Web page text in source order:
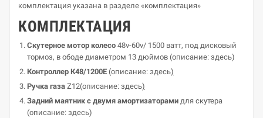
комплектация указана в разделе «комплектация»
КОМПЛЕКТАЦИЯ
Скутерное мотор колесо 48v-60v/ 1500 ватт, под дисковый
тормоз, в ободе диаметром 13 дюймов (описание: здесь)
Контроллер К48/1200E (описание: здесь)
Ручка газа Z12(описание: здесь)
Задний маятник с двумя амортизаторами для скутера
(описание: здесь)